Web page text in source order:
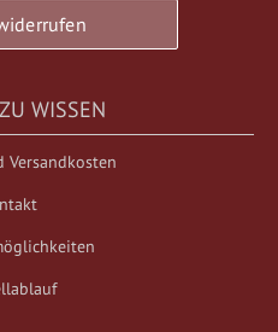
WISSEN
Versandkosten